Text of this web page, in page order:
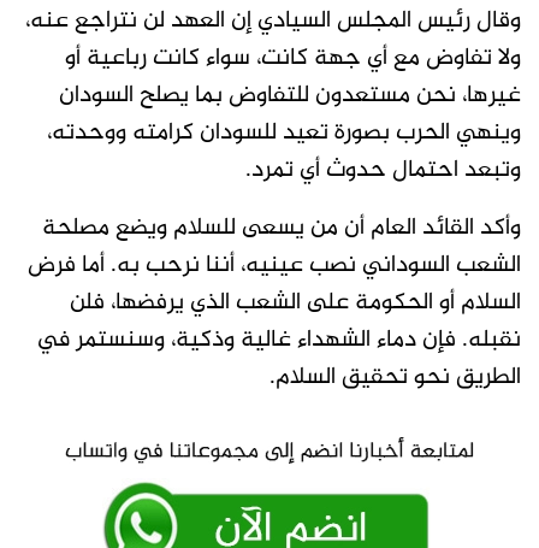
وقال رئيس المجلس السيادي إن العهد لن نتراجع عنه،
ولا تفاوض مع أي جهة كانت، سواء كانت رباعية أو
غيرها، نحن مستعدون للتفاوض بما يصلح السودان
وينهي الحرب بصورة تعيد للسودان كرامته ووحدته،
وتبعد احتمال حدوث أي تمرد.
وأكد القائد العام أن من يسعى للسلام ويضع مصلحة
الشعب السوداني نصب عينيه، أننا نرحب به. أما فرض
السلام أو الحكومة على الشعب الذي يرفضها، فلن
نقبله. فإن دماء الشهداء غالية وذكية، وسنستمر في
الطريق نحو تحقيق السلام.